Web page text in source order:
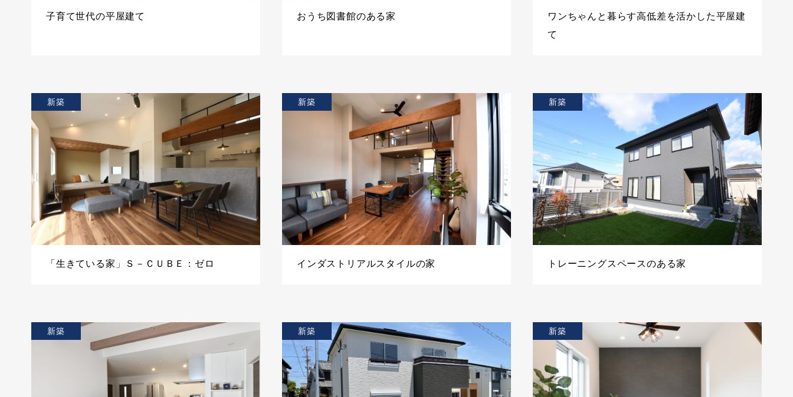
子育て世代の平屋建て おうち図書館のある家
ワンちゃんと暮らす高低差を活かした平屋建
て
「生きている家」Ｓ－ＣＵＢＥ：ゼロ
新築
インダストリアルスタイルの家
新築
トレーニングスペースのある家
新築
新築 新築 新築